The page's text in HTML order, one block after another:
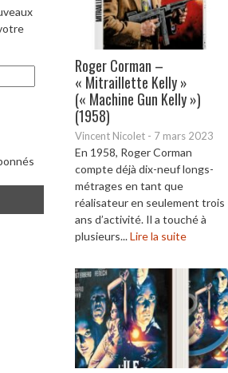
Roger Corman –
« Mitraillette Kelly »
(« Machine Gun Kelly »)
(1958)
Vincent Nicolet - 7 mars 2023
En 1958, Roger Corman
compte déjà dix-neuf longs-
métrages en tant que
réalisateur en seulement trois
ans d’activité. Il a touché à
plusieurs...Lire la suite